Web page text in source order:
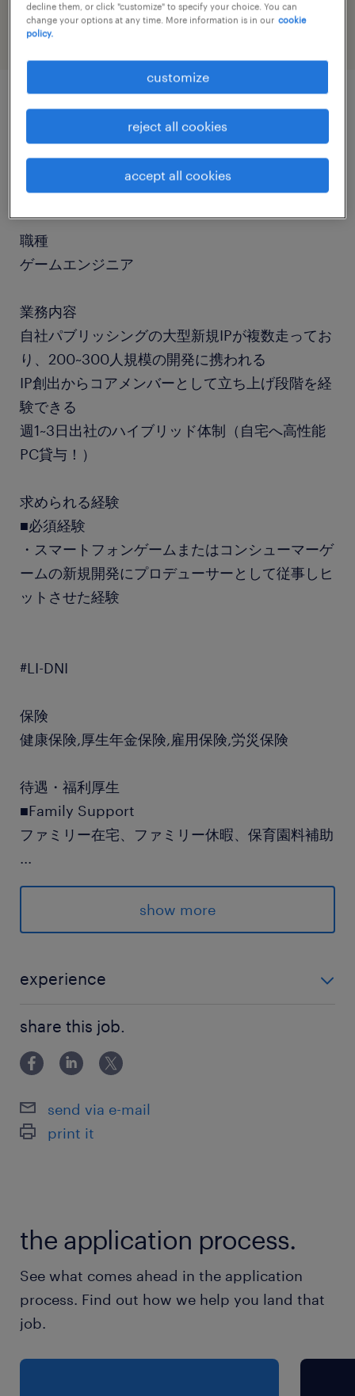
社名非公開
職種
ゲームエンジニア
業務内容
自社パブリッシングの大型新規IPが複数走ってお
り、200~300人規模の開発に携われる
IP創出からコアメンバーとして立ち上げ段階を経
験できる
週1~3日出社のハイブリッド体制（自宅へ高性能
PC貸与！）
求められる経験
■必須経験
・スマートフォンゲームまたはコンシューマーゲ
ームの新規開発にプロデューサーとして従事しヒ
ットさせた経験
#LI-DNI
保険
健康保険,厚生年金保険,雇用保険,労災保険
待遇・福利厚生
■Family Support
ファミリー在宅、ファミリー休暇、保育園料補助
...
ベビーシッター補助、時短/時差出勤、ファミリ
■Lifestyle Support
■Team Building Support
公式クラブ活動、社員交流イベント
休日休暇
給与
有り
期間の定めなし
show more
experience
ーゲームの新規開発にプロデューサーとして従事しヒ
ットさせた経験 #LI-DNI
share this job.
send via e-mail
print it
the application process.
See what comes ahead in the application
process. Find out how we help you land that
job.
decline them, or click "customize" to specify your choice. You can
change your options at any time. More information is in our cookie
policy.
customize
reject all cookies
accept all cookies